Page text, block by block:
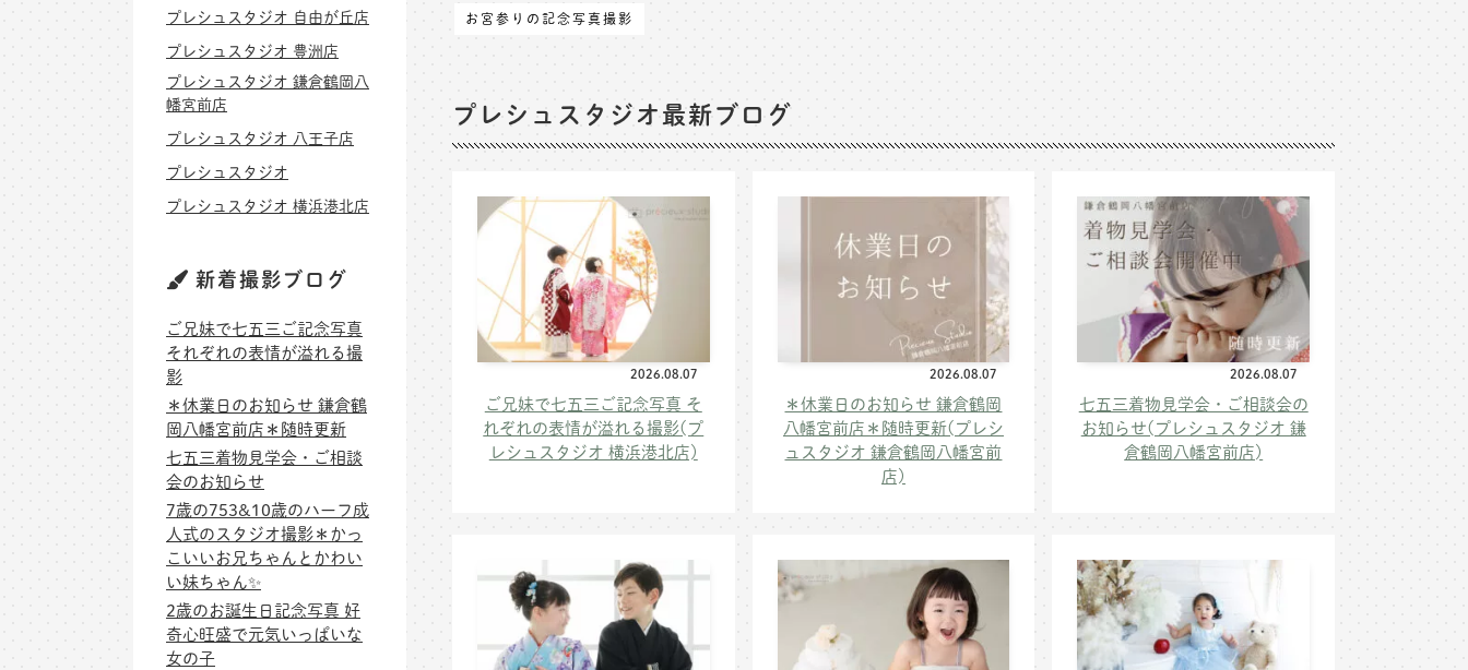
お宮参りの記念写真撮影
プレシュスタジオ最新ブログ
2026.08.07
ご兄妹で七五三ご記念写真 そ
れぞれの表情が溢れる撮影(プ
レシュスタジオ 横浜港北店)
2026.08.07
＊休業日のお知らせ 鎌倉鶴岡
八幡宮前店＊随時更新(プレシ
ュスタジオ 鎌倉鶴岡八幡宮前
店)
2026.08.07
七五三着物見学会・ご相談会の
お知らせ(プレシュスタジオ 鎌
倉鶴岡八幡宮前店)
プレシュスタジオ 自由が丘店
プレシュスタジオ 豊洲店
プレシュスタジオ 鎌倉鶴岡八
幡宮前店
プレシュスタジオ 八王子店
プレシュスタジオ
プレシュスタジオ 横浜港北店
新着撮影ブログ
ご兄妹で七五三ご記念写真
それぞれの表情が溢れる撮
影
＊休業日のお知らせ 鎌倉鶴
岡八幡宮前店＊随時更新
七五三着物見学会・ご相談
会のお知らせ
7歳の753&10歳のハーフ成
人式のスタジオ撮影＊かっ
こいいお兄ちゃんとかわい
い妹ちゃん✨
2歳のお誕生日記念写真 好
奇心旺盛で元気いっぱいな
女の子